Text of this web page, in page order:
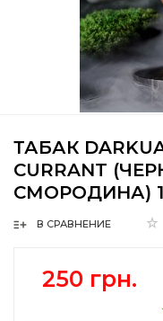
ТАБАК
CURRANT
СМОРОДИНА)
В СРАВНЕНИЕ
250 грн.